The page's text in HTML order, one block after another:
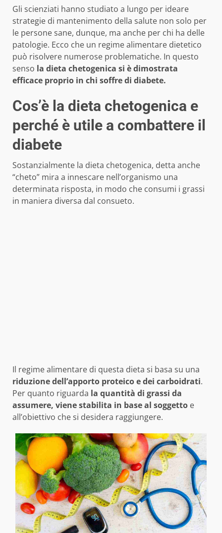
Gli scienziati hanno studiato a lungo per ideare
strategie di mantenimento della salute non solo per
le persone sane, dunque, ma anche per chi ha delle
patologie. Ecco che un regime alimentare dietetico
può risolvere numerose problematiche. In questo
senso la dieta chetogenica si è dimostrata
efficace proprio in chi soffre di diabete.
Cos’è la dieta chetogenica e
perché è utile a combattere il
diabete
Sostanzialmente la dieta chetogenica, detta anche
“cheto” mira a innescare nell’organismo una
determinata risposta, in modo che consumi i grassi
in maniera diversa dal consueto.
Il regime alimentare di questa dieta si basa su una
riduzione dell’apporto proteico e dei carboidrati.
Per quanto riguarda la quantità di grassi da
assumere, viene stabilita in base al soggetto e
all’obiettivo che si desidera raggiungere.